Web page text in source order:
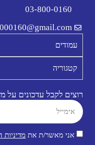
03-800-0160
עמודים
קטגוריה
רוצים לקבל עדכונים
אני מאשר/ת את